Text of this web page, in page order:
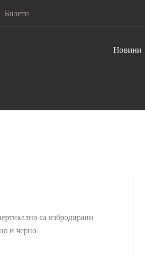
Билети
Новини
са избродирани
и черно.